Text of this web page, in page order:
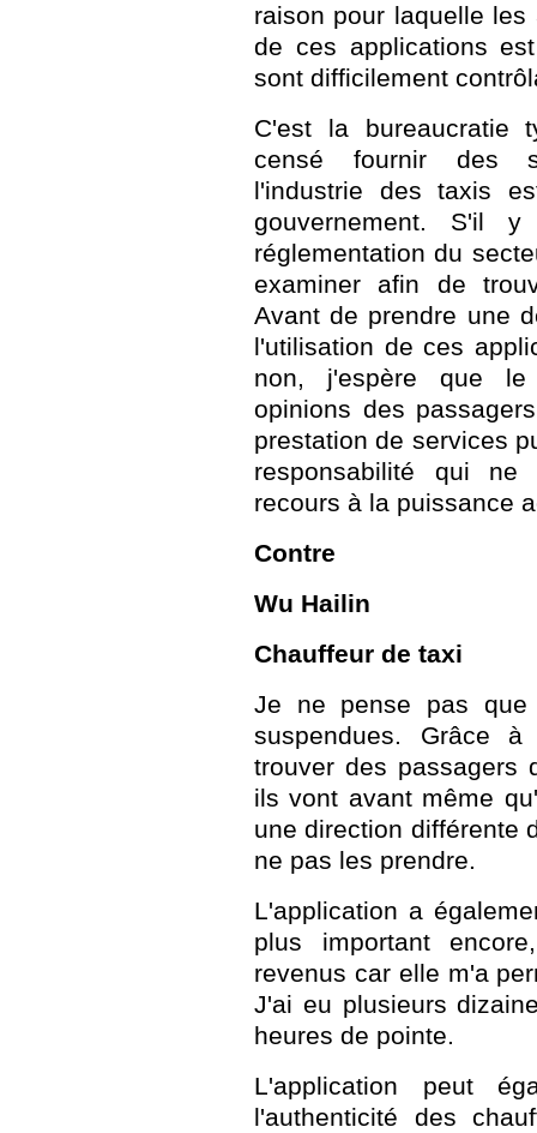
raison pour laquelle
de ces applications
sont difficilement
C'est la bureaucratie
censé fournir des
l'industrie des taxis
gouvernement. S'il
réglementation du
examiner afin de
Avant de prendre une
l'utilisation de ces
non, j'espère que le
opinions des
prestation de services
responsabilité qui
recours à la puissance
Contre
Wu Hailin
Chauffeur de taxi
Je ne pense pas que
suspendues. Grâce
trouver des passagers
ils vont avant même
une direction différente
ne pas les prendre.
L'application a
plus important
revenus car elle m'a
J'ai eu plusieurs
heures de pointe.
L'application peut
l'authenticité des